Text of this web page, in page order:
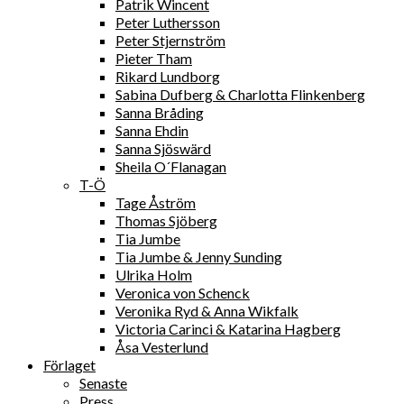
Patrik Wincent
Peter Luthersson
Peter Stjernström
Pieter Tham
Rikard Lundborg
Sabina Dufberg & Charlotta Flinkenberg
Sanna Bråding
Sanna Ehdin
Sanna Sjöswärd
Sheila O´Flanagan
T-Ö
Tage Åström
Thomas Sjöberg
Tia Jumbe
Tia Jumbe & Jenny Sunding
Ulrika Holm
Veronica von Schenck
Veronika Ryd & Anna Wikfalk
Victoria Carinci & Katarina Hagberg
Åsa Vesterlund
Förlaget
Senaste